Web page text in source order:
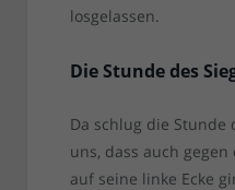
losgelassen.
Die Stunde des
Da schlug die Stunde
uns, dass auch gegen
auf seine linke Ecke